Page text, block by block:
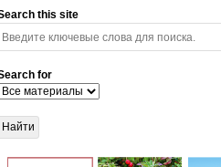
this site
for